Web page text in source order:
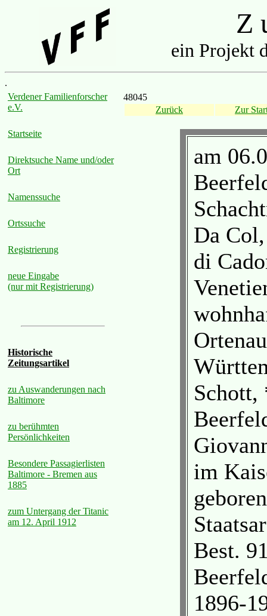
Z
ein Projekt
.
Verdener Familienforscher
e.V.
Startseite
Direktsuche Name und/oder
Ort
Namenssuche
Ortssuche
Registrierung
neue Eingabe
(nur mit Registrierung)
Historische
Zeitungsartikel
zu Auswanderungen nach
Baltimore
zu berühmten
Persönlichkeiten
Besondere Passagierlisten
Baltimore - Bremen aus
1885
zum Untergang der Titanic
am 12. April 1912
48045
Zurück
Zur
am
Da
di
Schott,
im
Best.
1896-